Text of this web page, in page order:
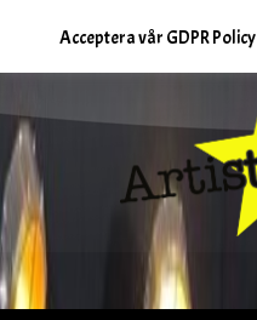
Acceptera vår GDPR Policy